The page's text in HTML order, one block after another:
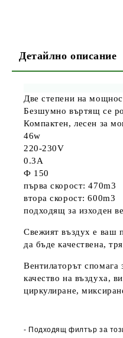
Детайлно описание
Две степени на
Безшумно въртящ се
Компактен, лесен за
46w
220-230V
0.3A
Ф 150
първа скорост: 470m3
втора скорост: 600m3
подходящ за изходен
Свежият въздух е ваш
да бъде качествена,
Вентилаторът спомага
качество на въздуха,
циркулиране,
- Подходящ филтър за